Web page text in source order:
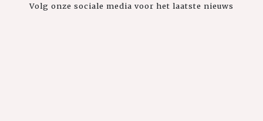
Volg onze sociale media voor het laatste nieuws